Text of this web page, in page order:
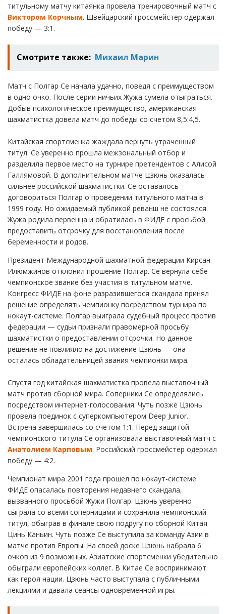
титульному матчу китаянка провела тренировочный матч с
Виктором Корчным. Швейцарский гроссмейстер одержал
победу — 3:1.
Смотрите также: Михаил Марин
Матч с Полгар Се начала удачно, поведя с преимуществом
в одно очко. После серии ничьих Жужа сумела отыграться.
Добыв психологическое преимущество, американская
шахматистка довела матч до победы со счетом 8,5:4,5.
Китайская спортсменка жаждала вернуть утраченный
титул. Се уверенно прошла межзональный отбор и
разделила первое место на турнире претендентов с Алисой
Галлямовой. В дополнительном матче Цзюнь оказалась
сильнее российской шахматистки. Се оставалось
договориться Полгар о проведении титульного матча в
1999 году. Но ожидаемый публикой реванш не состоялся.
Жужа родила первенца и обратилась в ФИДЕ с просьбой
предоставить отсрочку для восстановления после
беременности и родов.
Президент Международной шахматной федерации Кирсан
Илюмжинов отклонил прошение Полгар. Се вернула себе
чемпионское звание без участия в титульном матче.
Конгресс ФИДЕ на фоне разразившегося скандала принял
решение определять чемпионку посредством турнира по
нокаут-системе. Полгар выиграла судебный процесс против
федерации — судьи признали правомерной просьбу
шахматистки о предоставлении отсрочки. Но данное
решение не повлияло на достижение Цзюнь — она
осталась обладательницей звания чемпионки мира.
Спустя год китайская шахматистка провела выставочный
матч против сборной мира. Соперники Се определялись
посредством интернет-голосования. Чуть позже Цзюнь
провела поединок с суперкомпьютером Deep Junior.
Встреча завершилась со счетом 1:1. Перед защитой
чемпионского титула Се организовала выставочный матч с
Анатолием Карповым. Российский гроссмейстер одержал
победу — 4:2.
Чемпионат мира 2001 года прошел по нокаут-системе:
ФИДЕ опасалась повторения недавнего скандала,
вызванного просьбой Жужи Полгар. Цзюнь уверенно
сыграла со всеми соперницами и сохранила чемпионский
титул, обыграв в финале свою подругу по сборной Китая
Цинь Каньин. Чуть позже Се выступила за команду Азии в
матче против Европы. На своей доске Цзюнь набрала 6
очков из 9 возможных. Азиатские спортсменки убедительно
обыграли европейских коллег. В Китае Се воспринимают
как героя нации. Цзюнь часто выступала с публичными
лекциями и давала сеансы одновременной игры.